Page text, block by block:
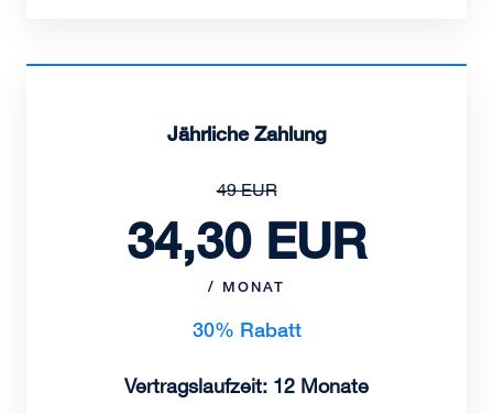
Jährliche Zahlung
49 EUR
34,30 EUR
/ MONAT
30% Rabatt
Vertragslaufzeit: 12 Monate